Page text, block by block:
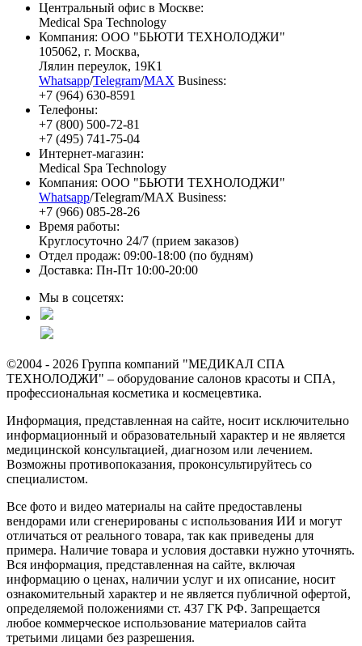
Центральный офис в Москве:
Medical Spa Technology
Компания: ООО "БЬЮТИ ТЕХНОЛОДЖИ"
105062, г. Москва,
Лялин переулок, 19К1
Whatsapp/Telegram/MAX Business:
+7 (964) 630-8591
Телефоны:
+7 (800) 500-72-81
+7 (495) 741-75-04
Интернет-магазин:
Medical Spa Technology
Компания: ООО "БЬЮТИ ТЕХНОЛОДЖИ"
Whatsapp/Telegram/MAX Business:
+7 (966) 085-28-26
Время работы:
Круглосуточно 24/7 (прием заказов)
Отдел продаж: 09:00-18:00 (по будням)
Доставка: Пн-Пт 10:00-20:00
Мы в соцсетях:
©2004 - 2026 Группа компаний "МЕДИКАЛ СПА
ТЕХНОЛОДЖИ" – оборудование салонов красоты и СПА,
профессиональная косметика и космецевтика.
Информация, представленная на сайте, носит исключительно
информационный и образовательный характер и не является
медицинской консультацией, диагнозом или лечением.
Возможны противопоказания, проконсультируйтесь со
специалистом.
Все фото и видео материалы на сайте предоставлены
вендорами или сгенерированы с использования ИИ и могут
отличаться от реального товара, так как приведены для
примера. Наличие товара и условия доставки нужно уточнять.
Вся информация, представленная на сайте, включая
информацию о ценах, наличии услуг и их описание, носит
ознакомительный характер и не является публичной офертой,
определяемой положениями ст. 437 ГК РФ. Запрещается
любое коммерческое использование материалов сайта
третьими лицами без разрешения.